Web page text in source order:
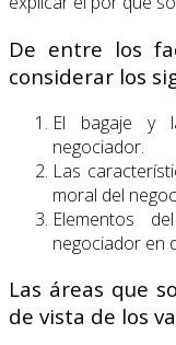
De entre los
considerar los
El bagaje y
negociador.
Las
moral del
Elementos
negociador en
Las áreas que
de vista de los